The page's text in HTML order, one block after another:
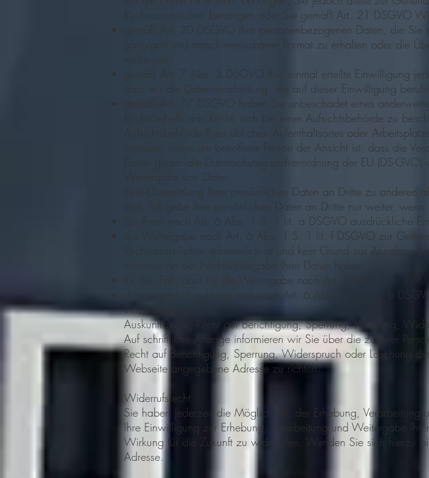
Rechtsansprüchen benötigen oder Sie gemäß Art. 21 DSGVO
gemäß Art. 20 DSGVO Ihre personenbezogenen Daten, die Sie
gängigen und maschinenlesbaren Format zu erhalten oder die
verlangen;
gemäß Art. 7 Abs. 3 DSGVO Ihre einmal erteilte Einwilligung
dass wir die Datenverarbeitung, die auf dieser Einwilligung
gemäß Art. 77 DSGVO haben Sie unbeschadet eines
Rechtsbehelfs das Recht, sich bei einer Aufsichtsbehörde zu
Aufsichtsbehörde Ihres üblichen Aufenthaltsortes oder
wenden, wenn die betroffene Person der Ansicht ist, dass die
Daten gegen die Datenschutzgrundverordnung der EU (DS-GVO)
Weitergabe von Daten
Eine Übermittlung Ihrer persönlichen Daten an Dritte zu
statt. Ich gebe Ihre persönlichen Daten an Dritte nur weiter, wenn:
Sie Ihren nach Art. 6 Abs. 1 S. 1 lit. a DSGVO ausdrückliche
die Weitergabe nach Art. 6 Abs. 1 S. 1 lit. f DSGVO zur
Rechtsansprüchen erforderlich ist und kein Grund zur Annahme
Interesse an der Nichtweitergabe Ihrer Daten haben,
für den Fall, dass für die Weitergabe nach Art. 6 Abs. 1 S. 1
dies gesetzlich zulässig und nach Art. 6 Abs. 1 S. 1 lit. b
Ihnen erforderlich ist.
Auskunftsrecht, Recht auf Berichtigung, Sperrung, Löschung,
Auf schriftliche Anfrage informieren wir Sie über die zu Ihrer
Recht auf Berichtigung, Sperrung, Widerspruch oder Löschung
Webseite angegebene Adresse zu richten.
Widerrufsrecht
Sie haben jederzeit die Möglichkeit, der Erhebung, Verarbeitung
Ihre Einwilligung zur Erhebung, Verarbeitung und Weitergabe
Wirkung für die Zukunft zu widerrufen. Wenden Sie sich hierzu
Adresse.